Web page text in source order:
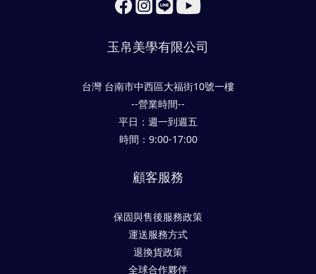
玉帛美學有限公司
台灣 台南市中西區大福街10號一樓
--營業時間--
平日：週一到週五
時間：9:00-17:00
顧客服務
保固與售後服務政策
運送服務方式
退換貨政策
全球合作夥伴